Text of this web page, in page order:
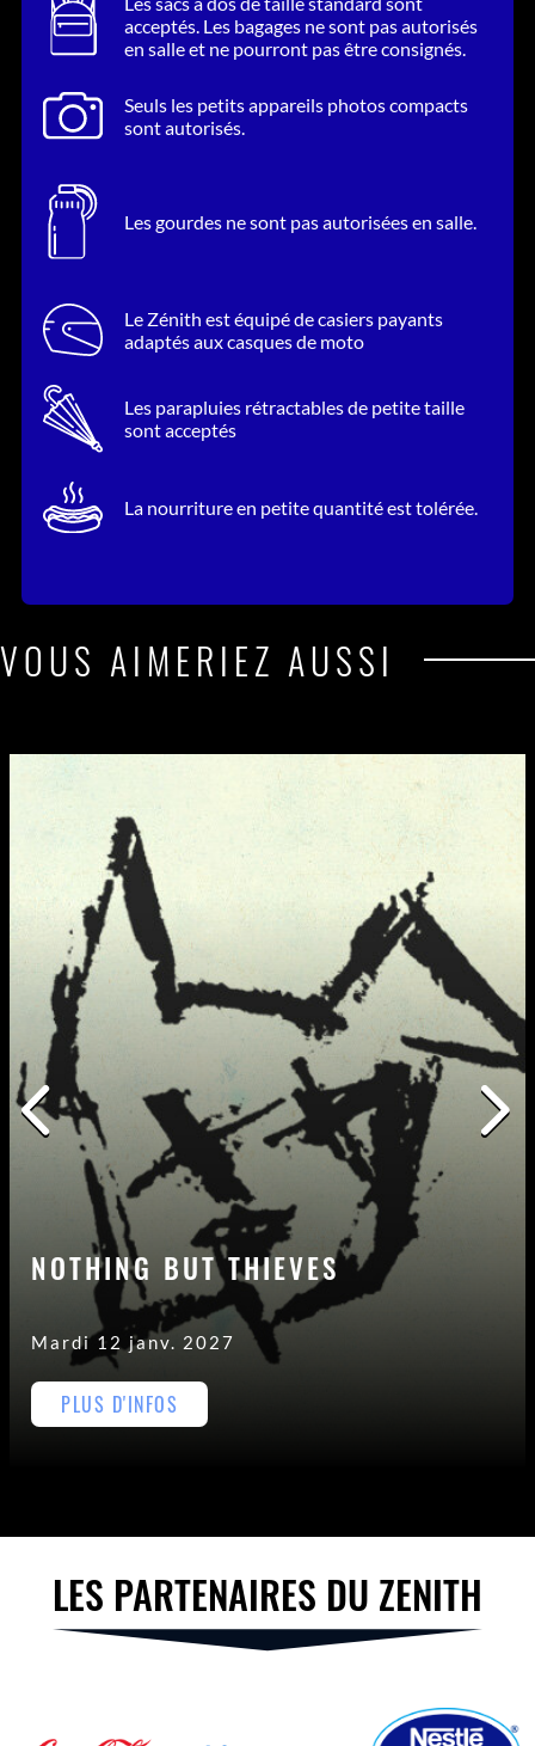
acceptés. Les bagages ne sont pas autorisés
en salle et ne pourront pas être consignés.
Seuls les petits appareils photos compacts
sont autorisés.
Les gourdes ne sont pas autorisées en salle.
Le Zénith est équipé de casiers payants
adaptés aux casques de moto
Les parapluies rétractables de petite taille
sont acceptés
La nourriture en petite quantité est tolérée.
VOUS AIMERIEZ AUSSI
NOTHING BUT THIEVES
Mardi 12 janv. 2027
PLUS D'INFOS
LES PARTENAIRES DU ZENITH